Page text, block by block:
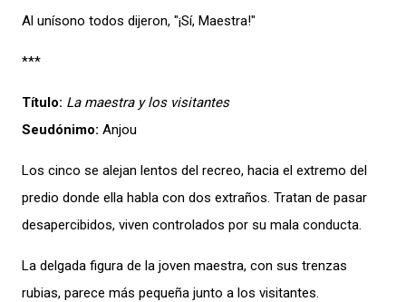
Al unísono todos dijeron, "¡Sí, Maestra!"
***
Título: La maestra y los visitantes
Seudónimo: Anjou
Los cinco se alejan lentos del recreo, hacia el extremo del
predio donde ella habla con dos extraños. Tratan de pasar
desapercibidos, viven controlados por su mala conducta.
La delgada figura de la joven maestra, con sus trenzas
rubias, parece más pequeña junto a los visitantes.